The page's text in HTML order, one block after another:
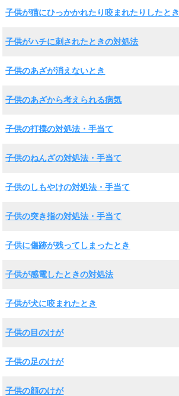
子供が猫にひっかかれたり咬まれたりしたとき
子供がハチに刺されたときの対処法
子供のあざが消えないとき
子供のあざから考えられる病気
子供の打撲の対処法・手当て
子供のねんざの対処法・手当て
子供のしもやけの対処法・手当て
子供の突き指の対処法・手当て
子供に傷跡が残ってしまったとき
子供が感電したときの対処法
子供が犬に咬まれたとき
子供の目のけが
子供の足のけが
子供の顔のけが